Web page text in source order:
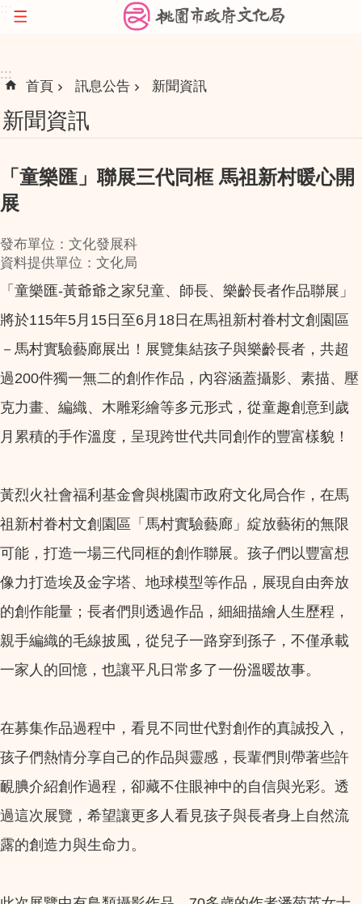
跳到主要內容區塊
:::
首頁 訊息公告 新聞資訊
新聞資訊
「童樂匯」聯展三代同框 馬祖新村暖心開
展
發布單位：文化發展科
資料提供單位：文化局
「童樂匯-黃爺爺之家兒童、師長、樂齡長者作品聯展」
將於115年5月15日至6月18日在馬祖新村眷村文創園區
－馬村實驗藝廊展出！展覽集結孩子與樂齡長者，共超
過200件獨一無二的創作作品，內容涵蓋攝影、素描、壓
克力畫、編織、木雕彩繪等多元形式，從童趣創意到歲
月累積的手作溫度，呈現跨世代共同創作的豐富樣貌！
黃烈火社會福利基金會與桃園市政府文化局合作，在馬
祖新村眷村文創園區「馬村實驗藝廊」綻放藝術的無限
可能，打造一場三代同框的創作聯展。孩子們以豐富想
像力打造埃及金字塔、地球模型等作品，展現自由奔放
的創作能量；長者們則透過作品，細細描繪人生歷程，
親手編織的毛線披風，從兒子一路穿到孫子，不僅承載
一家人的回憶，也讓平凡日常多了一份溫暖故事。
在募集作品過程中，看見不同世代對創作的真誠投入，
孩子們熱情分享自己的作品與靈感，長輩們則帶著些許
靦腆介紹創作過程，卻藏不住眼神中的自信與光彩。透
過這次展覽，希望讓更多人看見孩子與長者身上自然流
露的創造力與生命力。